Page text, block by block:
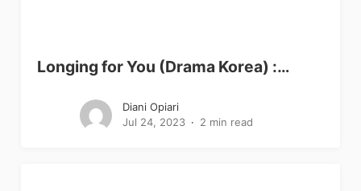
Longing for You (Drama Korea) :…
Diani Opiari
Jul 24, 2023
2 min read